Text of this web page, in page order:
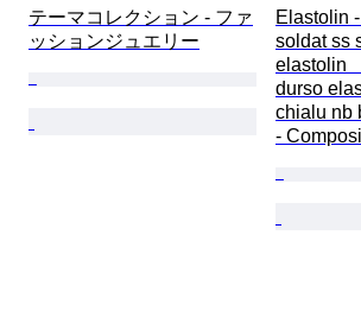
テーマコレクション - ファ
ッションジュエリー
Elastolin
soldat ss
elastolin
durso
chialu nb
-